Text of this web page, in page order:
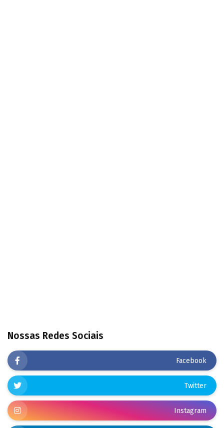
Nossas Redes Sociais
Facebook
Twitter
Instagram